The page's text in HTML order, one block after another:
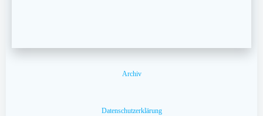
Archiv
Datenschutzerklärung